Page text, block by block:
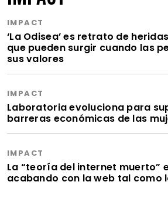
IMPACT
‘La Odisea’ es retrato de
que pueden surgir cuando las
sus valores
IMPACT
Laboratoria evoluciona para
barreras económicas de las
IMPACT
La “teoría del internet muerto”
acabando con la web tal como